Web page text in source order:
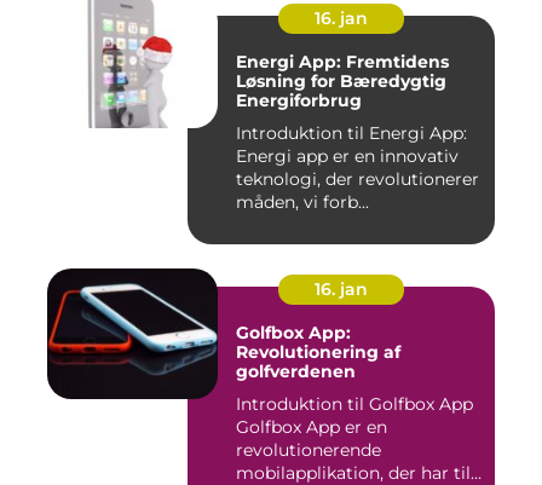
16. jan
Energi App: Fremtidens
Løsning for Bæredygtig
Energiforbrug
Introduktion til Energi App:
Energi app er en innovativ
teknologi, der revolutionerer
måden, vi forb...
16. jan
Golfbox App:
Revolutionering af
golfverdenen
Introduktion til Golfbox App
Golfbox App er en
revolutionerende
mobilapplikation, der har til